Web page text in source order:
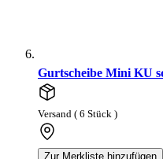
Gurtscheibe Mini KU
Versand ( 6 Stück )
Zur Merkliste hinzufügen